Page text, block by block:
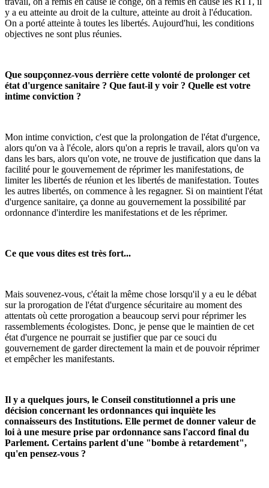
y a eu atteinte au droit de la culture, atteinte au droit à l'éducation.
On a porté atteinte à toutes les libertés. Aujourd'hui, les conditions
objectives ne sont plus réunies.
Que soupçonnez-vous derrière cette volonté de prolonger cet
état d'urgence sanitaire ? Que faut-il y voir ? Quelle est votre
intime conviction ?
Mon intime conviction, c'est que la prolongation de l'état d'urgence,
alors qu'on va à l'école, alors qu'on a repris le travail, alors qu'on va
dans les bars, alors qu'on vote, ne trouve de justification que dans la
facilité pour le gouvernement de réprimer les manifestations, de
limiter les libertés de réunion et les libertés de manifestation. Toutes
les autres libertés, on commence à les regagner. Si on maintient l'état
d'urgence sanitaire, ça donne au gouvernement la possibilité par
ordonnance d'interdire les manifestations et de les réprimer.
Ce que vous dites est très fort...
Mais souvenez-vous, c'était la même chose lorsqu'il y a eu le débat
sur la prorogation de l'état d'urgence sécuritaire au moment des
attentats où cette prorogation a beaucoup servi pour réprimer les
rassemblements écologistes. Donc, je pense que le maintien de cet
état d'urgence ne pourrait se justifier que par ce souci du
gouvernement de garder directement la main et de pouvoir réprimer
et empêcher les manifestants.
Il y a quelques jours, le Conseil constitutionnel a pris une
décision concernant les ordonnances qui inquiète les
connaisseurs des Institutions. Elle permet de donner valeur de
loi à une mesure prise par ordonnance sans l'accord final du
Parlement. Certains parlent d'une "bombe à retardement",
qu'en pensez-vous ?